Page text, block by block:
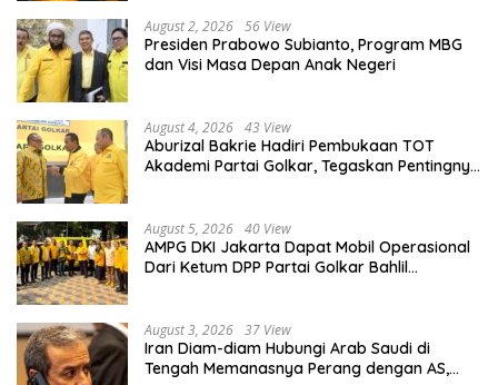
August 2, 2026 56 View
Presiden Prabowo Subianto, Program MBG
dan Visi Masa Depan Anak Negeri
August 4, 2026 43 View
Aburizal Bakrie Hadiri Pembukaan TOT
Akademi Partai Golkar, Tegaskan Pentingnya
August 5, 2026 40 View
AMPG DKI Jakarta Dapat Mobil Operasional
Dari Ketum DPP Partai Golkar Bahlil
August 3, 2026 37 View
Iran Diam-diam Hubungi Arab Saudi di
Tengah Memanasnya Perang dengan AS,